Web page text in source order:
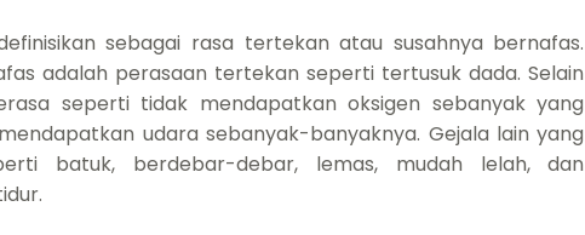
sebagai rasa tertekan atau susahnya bernafas.
adalah perasaan tertekan seperti tertusuk dada. Selain
seperti tidak mendapatkan oksigen sebanyak yang
udara sebanyak-banyaknya. Gejala lain yang
batuk, berdebar-debar, lemas, mudah lelah, dan